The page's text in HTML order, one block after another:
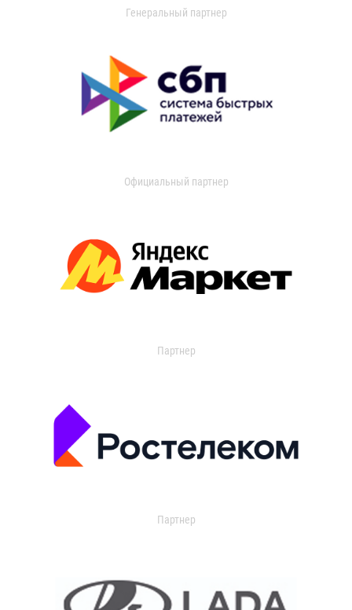
Генеральный партнер
Официальный партнер
Партнер
Партнер